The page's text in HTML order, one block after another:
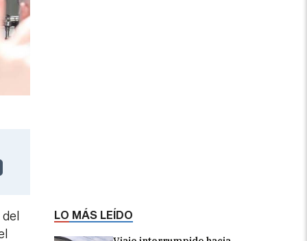
LO MÁS LEÍDO